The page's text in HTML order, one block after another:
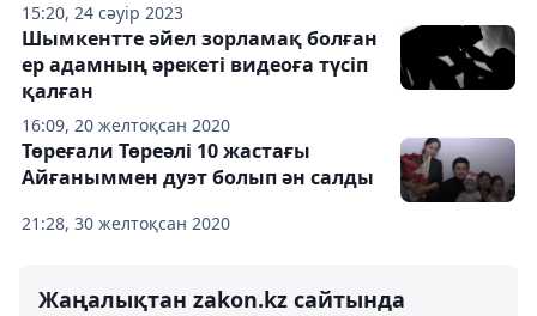
15:20, 24 сәуір 2023
16:09, 20 желтоқсан 2020
Шымкентте әйел зорламақ болған
ер адамның әрекеті видеоға түсіп
қалған
21:28, 30 желтоқсан 2020
Төреғали Төреәлі 10 жастағы
Айғаныммен дуэт болып ән салды
Жаңалықтан zakon.kz сайтында